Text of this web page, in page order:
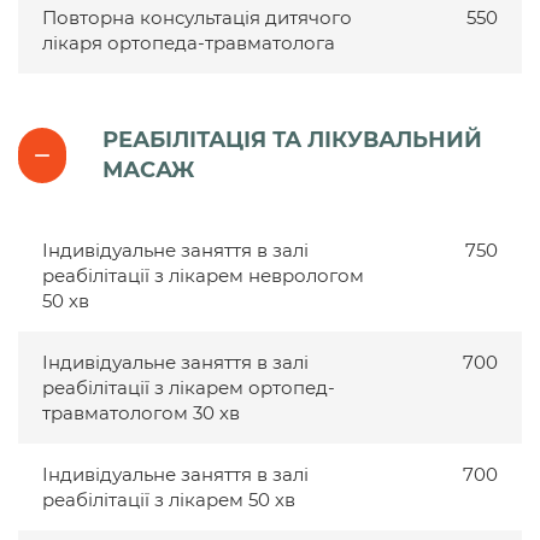
Повторна консультація дитячого
лікаря ортопеда-травматолога
550
РЕАБІЛІТАЦІЯ ТА ЛІКУВАЛЬНИЙ
МАСАЖ
Індивідуальне заняття в залі
реабілітації з лікарем неврологом
50 хв
750
Індивідуальне заняття в залі
реабілітації з лікарем ортопед-
травматологом 30 хв
700
Індивідуальне заняття в залі
реабілітації з лікарем 50 хв
700